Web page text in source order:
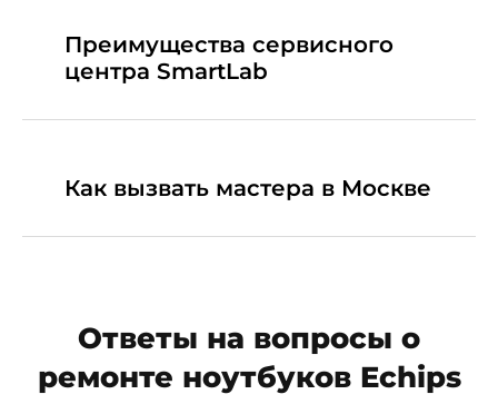
Преимущества сервисного
центра SmartLab
Как вызвать мастера в Москве
Ответы на вопросы о
ремонте ноутбуков Echips